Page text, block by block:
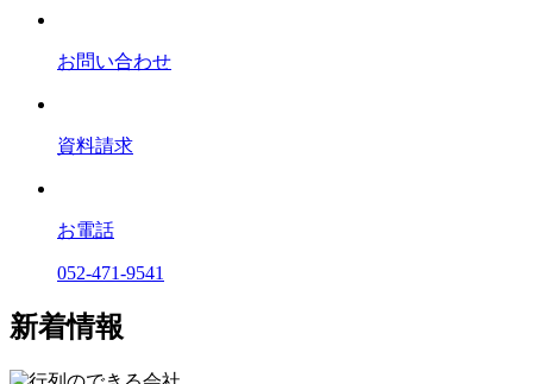
お問い合わせ
資料請求
お電話
052-471-9541
新着情報